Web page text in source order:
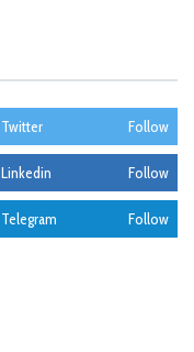
Twitter Follow
Linkedin Follow
Telegram Follow